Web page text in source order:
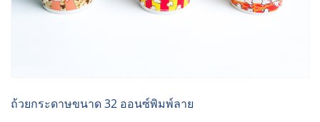
ถ้วยกระดาษขนาด 32 ออนซ์พิมพ์ลาย